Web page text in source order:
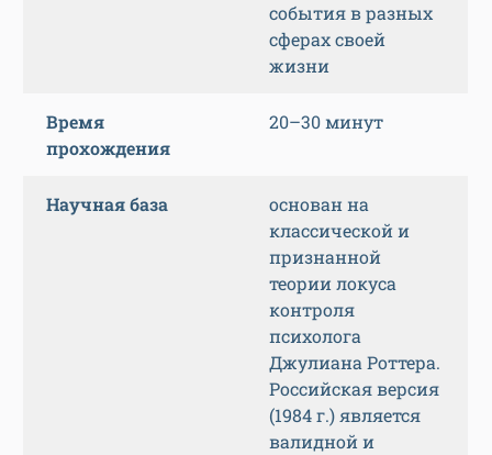
события в разных
сферах своей
жизни
Время
прохождения
20–30 минут
Научная база
основан на
классической и
признанной
теории локуса
контроля
психолога
Джулиана Роттера.
Российская версия
(1984 г.) является
валидной и